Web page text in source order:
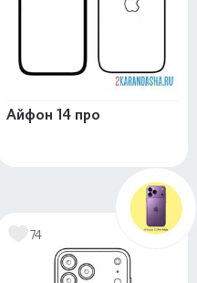
Айфон 14 про
74